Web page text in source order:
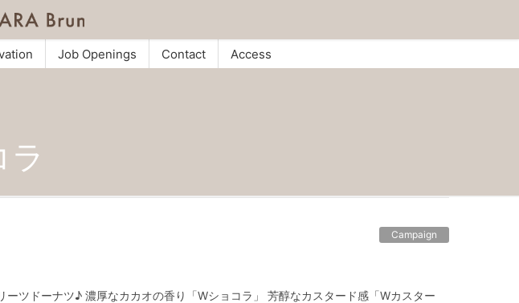
Job Openings Contact Access
ラ
Campaign
ツドーナツ♪ 濃厚なカカオの香り「Wショコラ」 芳醇なカスタード感「Wカスター